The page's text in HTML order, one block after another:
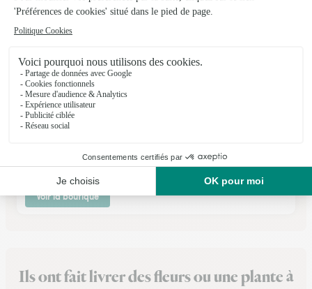
Maryflor
4.7 (46)
11, place de la Libération
Voir la boutique
Ils ont fait livrer des fleurs ou une plante à